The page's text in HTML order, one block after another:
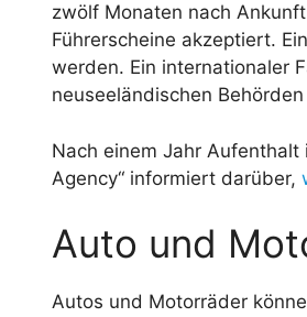
zwölf Monaten nach
Führerscheine akzeptiert.
werden. Ein internationaler
neuseeländischen
Nach einem Jahr
Agency“ informiert darüber,
Auto und
Autos und Motorräder